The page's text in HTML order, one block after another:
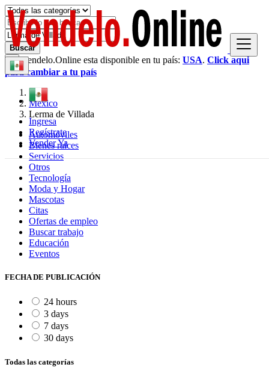
Ingresa
Regístrate
Vender Ya
Buscar
× Vendelo.Online esta disponible en tu país: USA. Click aqui
para cambiar a tu país
México
Lerma de Villada
Automóviles
Bienes raíces
Servicios
Otros
Tecnología
Moda y Hogar
Mascotas
Citas
Ofertas de empleo
Buscar trabajo
Educación
Eventos
FECHA DE PUBLICACIÓN
24 hours
3 days
7 days
30 days
Todas las categorías